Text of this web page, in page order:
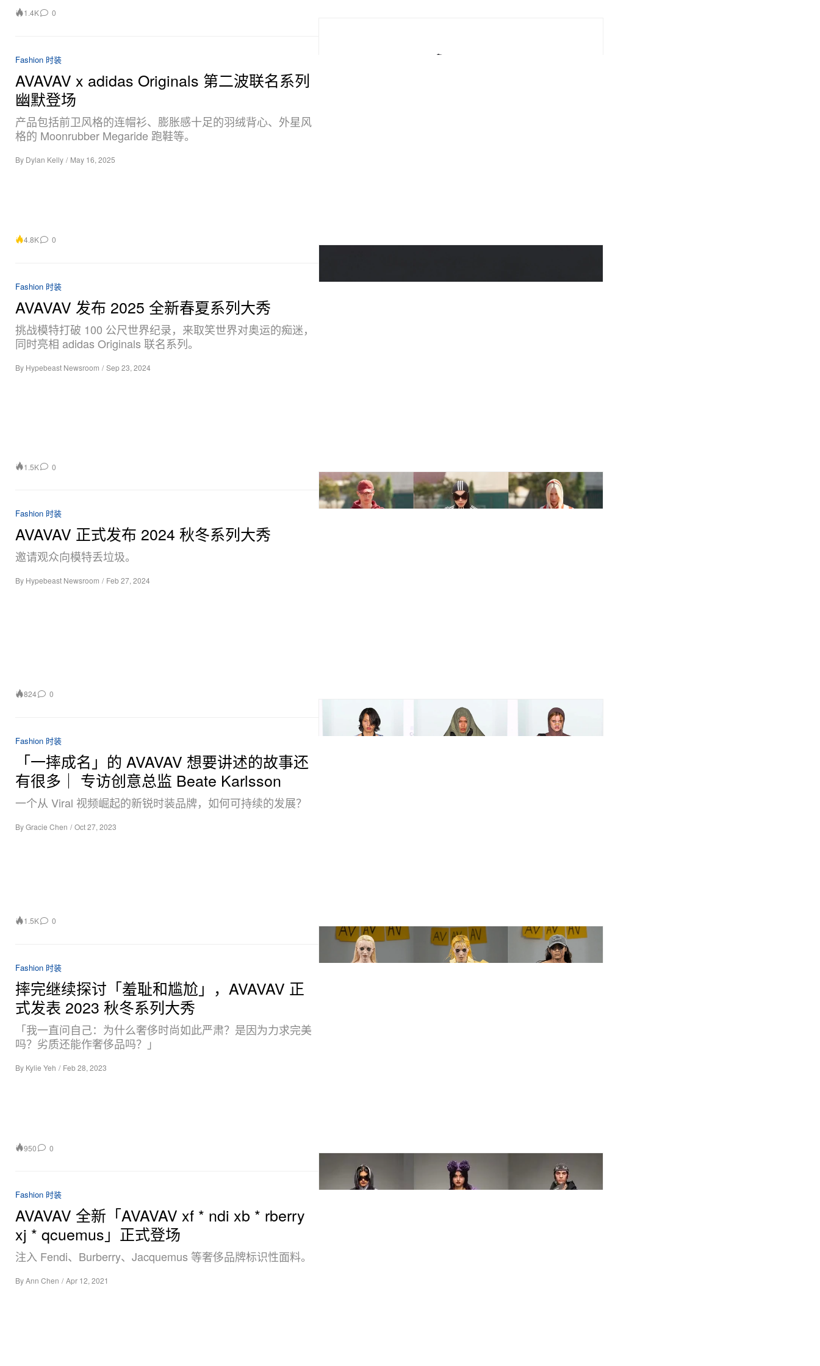
1.4K 0
Fashion 时装
AVAVAV x adidas Originals 第二波联名系列
幽默登场
产品包括前卫风格的连帽衫、膨胀感十足的羽绒背心、外星风
格的 Moonrubber Megaride 跑鞋等。
By Dylan Kelly / May 16, 2025
4.8K 0
Fashion 时装
AVAVAV 发布 2025 全新春夏系列大秀
挑战模特打破 100 公尺世界纪录，来取笑世界对奥运的痴迷，
同时亮相 adidas Originals 联名系列。
By Hypebeast Newsroom / Sep 23, 2024
1.5K 0
Fashion 时装
AVAVAV 正式发布 2024 秋冬系列大秀
邀请观众向模特丢垃圾。
By Hypebeast Newsroom / Feb 27, 2024
824 0
Fashion 时装
「一摔成名」的 AVAVAV 想要讲述的故事还
有很多｜ 专访创意总监 Beate Karlsson
一个从 Viral 视频崛起的新锐时装品牌，如何可持续的发展？
ByGracie Chen / Oct 27, 2023
1.5K 0
Fashion 时装
摔完继续探讨「羞耻和尴尬」，AVAVAV 正
式发表 2023 秋冬系列大秀
「我一直问自己：为什么奢侈时尚如此严肃？是因为力求完美
吗？劣质还能作奢侈品吗？」
By Kylie Yeh / Feb 28, 2023
950 0
Fashion 时装
AVAVAV 全新「AVAVAV xf * ndi xb * rberry
xj * qcuemus」正式登场
注入 Fendi、Burberry、Jacquemus 等奢侈品牌标识性面料。
ByAnn Chen / Apr 12, 2021